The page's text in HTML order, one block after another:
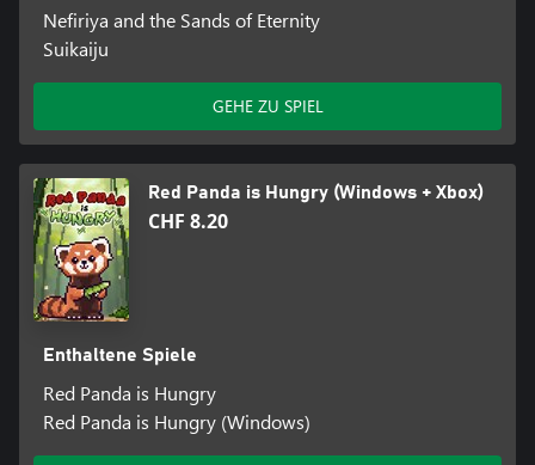
Nefiriya and the Sands of Eternity
Suikaiju
GEHE ZU SPIEL
Red Panda is Hungry (Windows + Xbox)
CHF 8.20
Enthaltene Spiele
Red Panda is Hungry
Red Panda is Hungry (Windows)